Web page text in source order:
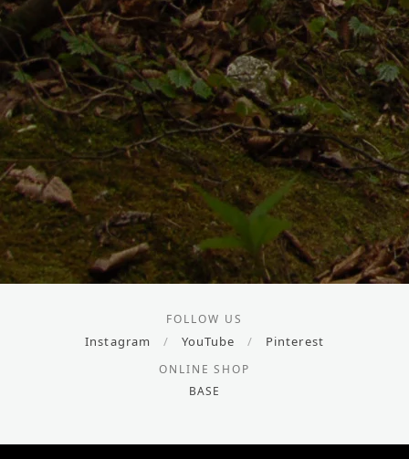
FOLLOW US
Instagram / YouTube / Pinterest
ONLINE SHOP
BASE